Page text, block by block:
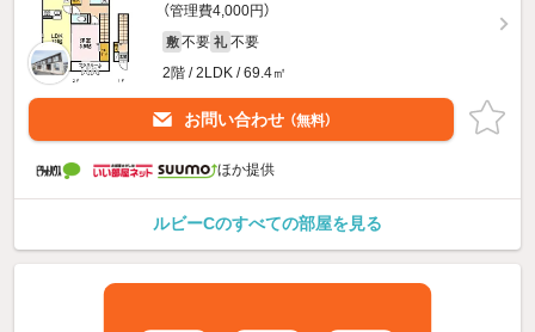
（管理費4,000円）
敷 不要 礼 不要
2階 / 2LDK / 69.4㎡
お問い合わせ （無料）
ほか提供
ルビーCのすべての部屋を見る